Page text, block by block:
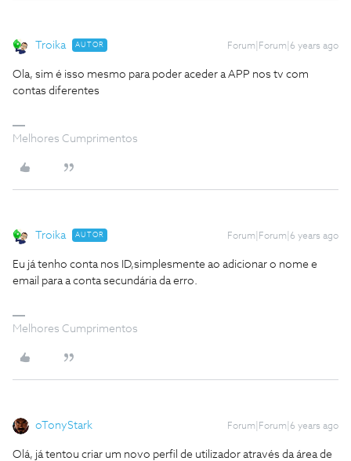
Troika AUTOR Forum|Forum|6 years ago
Ola, sim é isso mesmo para poder aceder a APP nos tv com
contas diferentes
Melhores Cumprimentos
Troika AUTOR Forum|Forum|6 years ago
Eu já tenho conta nos ID,simplesmente ao adicionar o nome e
email para a conta secundária da erro.
Melhores Cumprimentos
oTonyStark Forum|Forum|6 years ago
Olá, já tentou criar um novo perfil de utilizador através da área de